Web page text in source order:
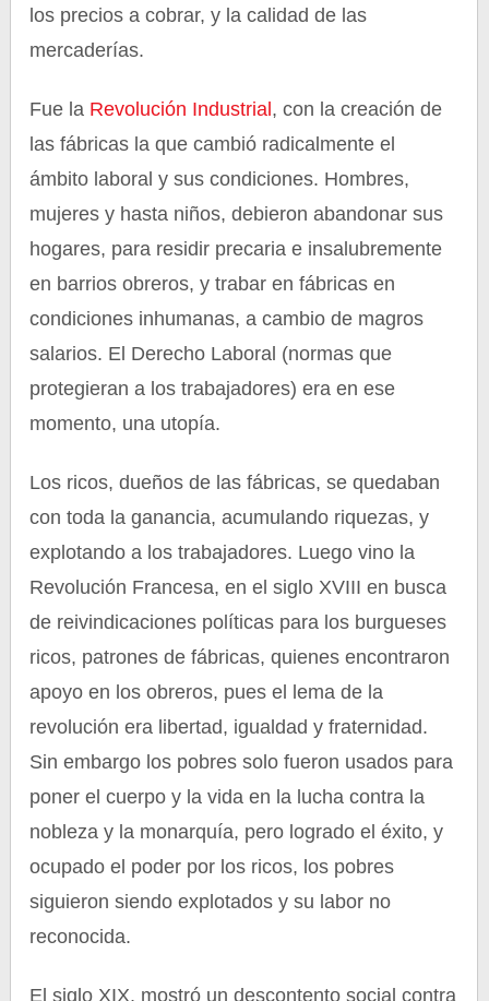
los precios a cobrar, y la calidad de las
mercaderías.
Fue la Revolución Industrial , con la creación de
las fábricas la que cambió radicalmente el
ámbito laboral y sus condiciones. Hombres,
mujeres y hasta niños, debieron abandonar sus
hogares, para residir precaria e insalubremente
en barrios obreros, y trabar en fábricas en
condiciones inhumanas, a cambio de magros
salarios. El Derecho Laboral (normas que
protegieran a los trabajadores) era en ese
momento, una utopía.
Los ricos, dueños de las fábricas, se quedaban
con toda la ganancia, acumulando riquezas, y
explotando a los trabajadores. Luego vino la
Revolución Francesa, en el siglo XVIII en busca
de reivindicaciones políticas para los burgueses
ricos, patrones de fábricas, quienes encontraron
apoyo en los obreros, pues el lema de la
revolución era libertad, igualdad y fraternidad.
Sin embargo los pobres solo fueron usados para
poner el cuerpo y la vida en la lucha contra la
nobleza y la monarquía, pero logrado el éxito, y
ocupado el poder por los ricos, los pobres
siguieron siendo explotados y su labor no
reconocida.
El siglo XIX, mostró un descontento social contra